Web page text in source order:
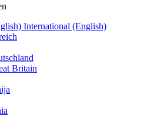
International (English)
Britain